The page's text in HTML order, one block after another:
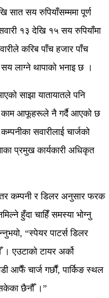
सात सय रुपियाँसम्ममा पूर्ण
१३ देखि १५ सय रुपियाँमा
करिब पाँच हजार पाँच
लाग्ने थापाको भनाइ छ ।
साझा यातायातले पनि
काम आफूहरूले नै गर्दै आएको छ
सवारीलाई चार्जको
प्रमुख कार्यकारी अधिकृत
तर कम्पनी र डिलर अनुसार फरक
हुँदा चाहिँ समस्या भोग्नु
“स्पेयर पाटर्स डिलर
एउटाको टायर अर्को
आफैँ चार्ज गर्छौं, पार्किङ स्थल
छैनौँ ।”